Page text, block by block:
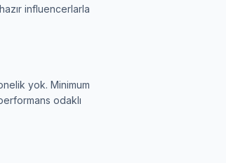
influencerlarla
yok. Minimum
odaklı